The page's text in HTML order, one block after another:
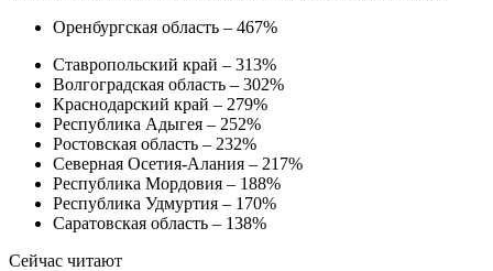
Оренбургская область – 467%
Ставропольский край – 313%
Волгоградская область – 302%
Краснодарский край – 279%
Республика Адыгея – 252%
Ростовская область – 232%
Северная Осетия-Алания – 217%
Республика Мордовия – 188%
Республика Удмуртия – 170%
Саратовская область – 138%
Сейчас читают